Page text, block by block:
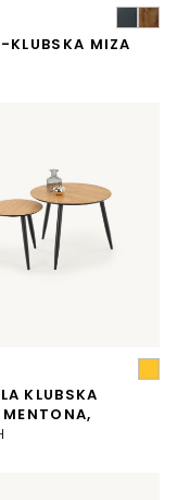
KLUBSKA MIZA
KLUBSKA